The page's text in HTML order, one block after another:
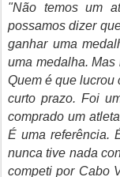
"Não temos um
possamos dizer
ganhar uma
uma medalha.
Quem é que lucrou
curto prazo. Foi
comprado um
É uma referência.
nunca tive nada
competi por Cabo